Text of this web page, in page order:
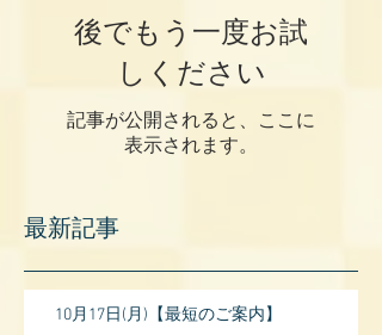
後でもう一度お試
しください
記事が公開されると、ここに
表示されます。
最新記事
10月17日(月)【最短のご案内】